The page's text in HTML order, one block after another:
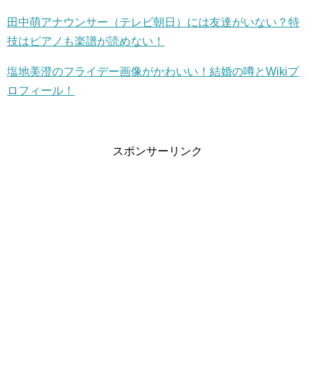
田中萌アナウンサー（テレビ朝日）には友達がいない？特
技はピアノも楽譜が読めない！
塩地美澄のフライデー画像がかわいい！結婚の噂とWikiプ
ロフィール！
スポンサーリンク